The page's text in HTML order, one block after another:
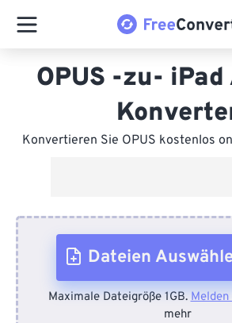
OPUS -zu-
Konvertieren Sie OPUS kostenlos
Dateien
Vom Gerät
Maximale Dateigröße 1GB.Melden
mehr